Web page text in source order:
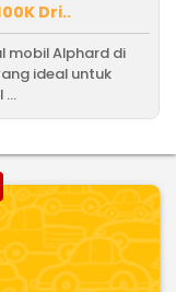
Dri..
mobil Alphard di
ideal untuk